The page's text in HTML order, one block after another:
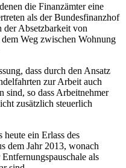
die Finanzämter eine
als der Bundesfinanzhof
Absetzbarkeit von
Weg zwischen Wohnung
dass durch den Ansatz
zur Arbeit auch
sind, so dass Arbeitnehmer
zusätzlich steuerlich
ein Erlass des
dem Jahr 2013, wonach
als